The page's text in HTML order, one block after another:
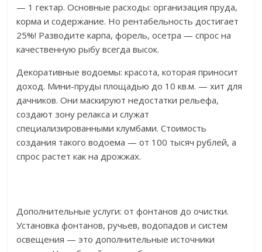
— 1 гектар. Основные расходы: организация пруда,
корма и содержание. Но рентабельность достигает
25%! Разводите карпа, форель, осетра — спрос на
качественную рыбу всегда высок.
Декоративные водоемы: красота, которая приносит
доход. Мини-пруды площадью до 10 кв.м. — хит для
дачников. Они маскируют недостатки рельефа,
создают зону релакса и служат
специализированными клумбами. Стоимость
создания такого водоема — от 100 тысяч рублей, а
спрос растет как на дрожжах.
Дополнительные услуги: от фонтанов до очистки.
Установка фонтанов, ручьев, водопадов и систем
освещения — это дополнительные источники